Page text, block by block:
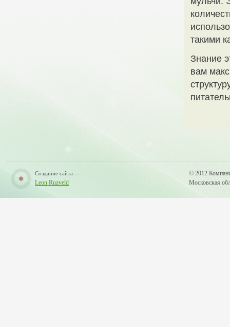
такими
Знание
вам
Создание сайта —
Leon Ruzveld
© 2012
Московская